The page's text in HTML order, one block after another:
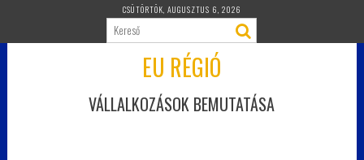
content
CSÜTÖRTÖK, AUGUSZTUS 6, 2026
EU RÉGIÓ
VÁLLALKOZÁSOK BEMUTATÁSA